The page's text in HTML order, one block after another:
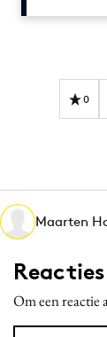
Effectiviteit
Martech
Media
Merkstrategie
PR
Programmatic
0
Maarten
Om een reactie